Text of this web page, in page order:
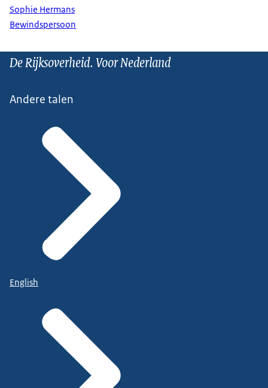
Sophie Hermans
Bewindspersoon
De Rijksoverheid. Voor Nederland
Andere talen
English